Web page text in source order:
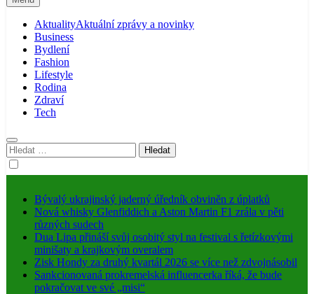
AktualityAktuální zprávy a novinky
Business
Bydlení
Fashion
Lifestyle
Rodina
Zdraví
Tech
Vyhledávání
Bývalý ukrajinský jaderný úředník obviněn z úplatků
Nová whisky Glenfiddich a Aston Martin F1 zrála v pěti
různých sudech
Dua Lipa přináší svůj osobitý styl na festival s řetízkovými
minišaty a krajkovým overalem
Zisk Hondy za druhý kvartál 2026 se více než zdvojnásobil
Sankcionovaná prokremelská influencerka říká, že bude
pokračovat ve své „misi“